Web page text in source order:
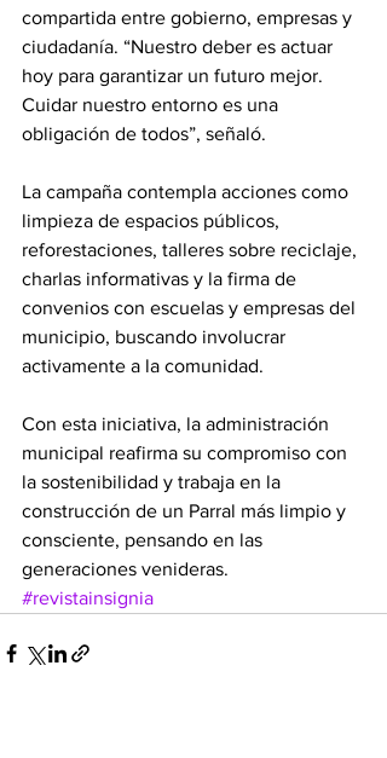
compartida entre gobierno, empresas y
ciudadanía. “Nuestro deber es actuar
hoy para garantizar un futuro mejor.
Cuidar nuestro entorno es una
obligación de todos”, señaló.
La campaña contempla acciones como
limpieza de espacios públicos,
reforestaciones, talleres sobre reciclaje,
charlas informativas y la firma de
convenios con escuelas y empresas del
municipio, buscando involucrar
activamente a la comunidad.
Con esta iniciativa, la administración
municipal reafirma su compromiso con
la sostenibilidad y trabaja en la
construcción de un Parral más limpio y
consciente, pensando en las
generaciones venideras.
#revistainsignia